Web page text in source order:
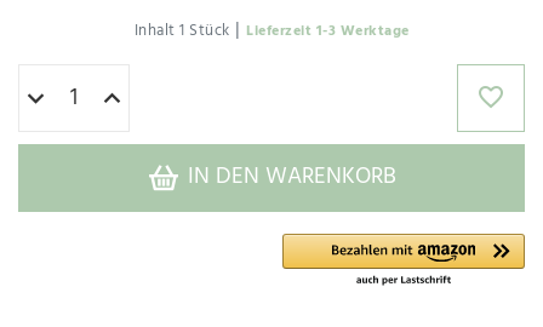
Inhalt1 Stück | Lieferzeit 1-3 Werktage
IN DEN WARENKORB